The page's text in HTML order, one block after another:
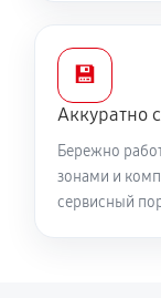
💾
Аккуратно
Бережно
зонами и
сервисный